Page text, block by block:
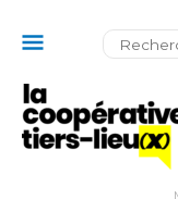
de
l'en-